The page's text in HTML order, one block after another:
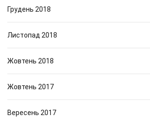
Грудень 2018
Листопад 2018
Жовтень 2018
Жовтень 2017
Вересень 2017